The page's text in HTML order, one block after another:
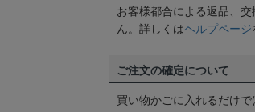
お客様都合による返品、
ん。詳しくはヘルプページ
ご注文の確定について
買い物かごに入れるだけ